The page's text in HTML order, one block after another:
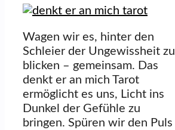
Wagen wir es, hinter den
Schleier der Ungewissheit zu
blicken – gemeinsam. Das
denkt er an mich Tarot
ermöglicht es uns, Licht ins
Dunkel der Gefühle zu
bringen. Spüren wir den Puls